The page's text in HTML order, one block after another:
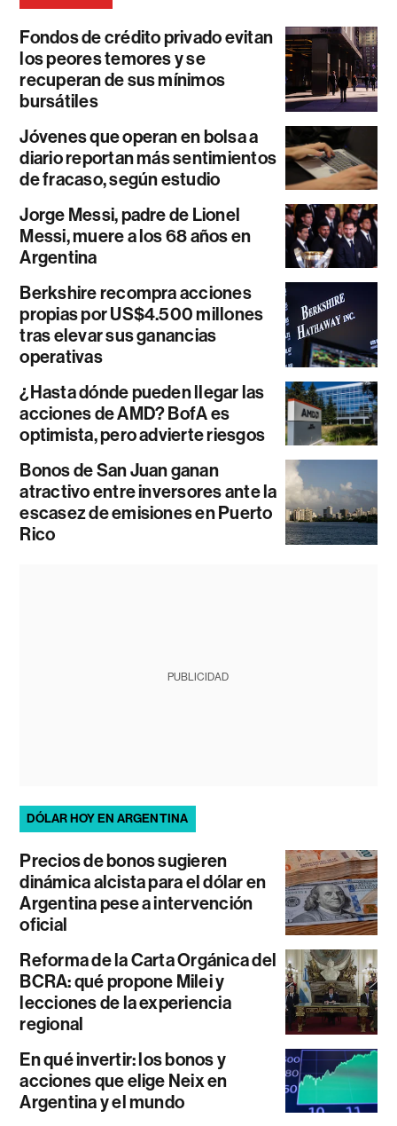
Fondos de crédito privado evitan
los peores temores y se
recuperan de sus mínimos
bursátiles
Jóvenes que operan en bolsa a
diario reportan más sentimientos
de fracaso, según estudio
Jorge Messi, padre de Lionel
Messi, muere a los 68 años en
Argentina
Berkshire recompra acciones
propias por US$4.500 millones
tras elevar sus ganancias
operativas
¿Hasta dónde pueden llegar las
acciones de AMD? BofA es
optimista, pero advierte riesgos
Bonos de San Juan ganan
atractivo entre inversores ante la
escasez de emisiones en Puerto
Rico
PUBLICIDAD
DÓLAR HOY EN ARGENTINA
Precios de bonos sugieren
dinámica alcista para el dólar en
Argentina pese a intervención
oficial
Reforma de la Carta Orgánica del
BCRA: qué propone Milei y
lecciones de la experiencia
regional
En qué invertir: los bonos y
acciones que elige Neix en
Argentina y el mundo